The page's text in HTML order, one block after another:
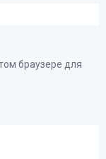
браузере для